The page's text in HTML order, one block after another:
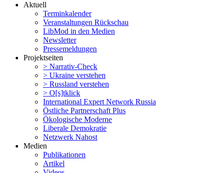
Aktuell
Termin­ka­lender
Veran­stal­tungen Rückschau
LibMod in den Medien
Newsletter
Presse­mel­dungen
Projekt­seiten
> Narrativ-Check
> Ukraine verstehen
> Russland verstehen
> O[s]tklick
Inter­na­tional Expert Network Russia
Östliche Partner­schaft Plus
Ökolo­gische Moderne
Liberale Demokratie
Netzwerk Nahost
Medien
Publi­ka­tionen
Artikel